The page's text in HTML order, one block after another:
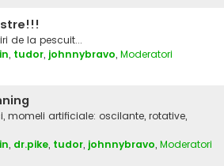
de la pescuit...
, tudor, johnnybravo, Moderatori
momeli artificiale: oscilante, rotative,
, dr.pike, tudor, johnnybravo, Moderatori